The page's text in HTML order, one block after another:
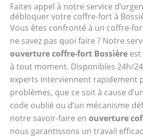
Faites appel à notre service
débloquer votre coffre-fort à
Vous êtes confronté à un coffre-
ne savez pas quoi faire ? Notre
ouverture coffre-fort Bossière
à tout moment. Disponibles 24h/
experts interviennent rapidement
problèmes, que ce soit à cause
code oublié ou d’un mécanisme
notre savoir-faire en ouverture
nous garantissons un travail